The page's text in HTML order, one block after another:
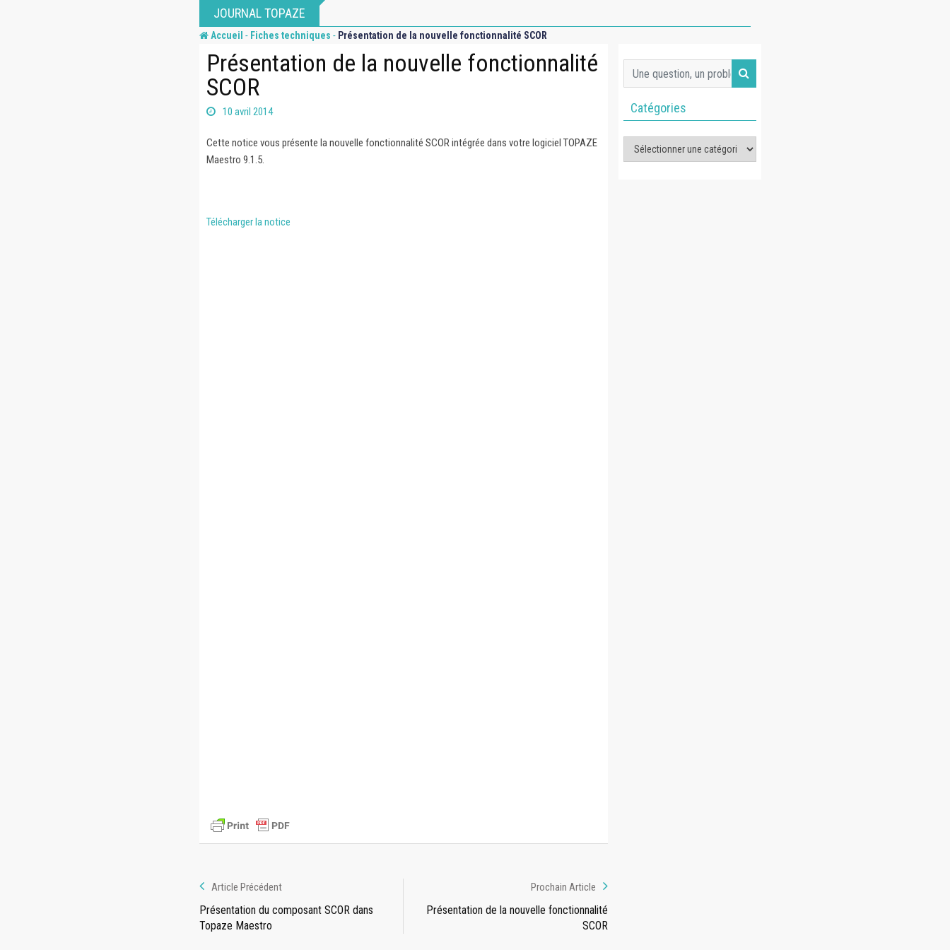
JOURNAL TOPAZE
Accueil - Fiches techniques - Présentation de la nouvelle fonctionnalité SCOR
Présentation de la nouvelle fonctionnalité
SCOR
10 avril 2014
Cette notice vous présente la nouvelle fonctionnalité SCOR intégrée dans votre logiciel TOPAZE
Maestro 9.1.5.
Télécharger la notice
Article Précédent
Présentation du composant SCOR dans
Topaze Maestro
Prochain Article
Présentation de la nouvelle fonctionnalité
SCOR
Catégories
Catégories